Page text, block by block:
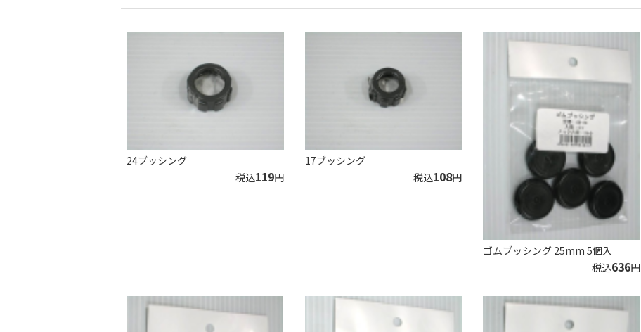
24ブッシング
税込119円
17ブッシング
税込108円
ゴムブッシング 25mm 5個入
税込636円